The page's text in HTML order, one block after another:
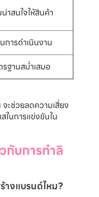
าสนใจให้สินค้า
ารดำเนินงาน
ฐานสม่ำเสมอ
ะช่วยลดความเสี่ยง
ในการแข่งขันใน
กับการทำลิ
างแบรนด์ไหม?